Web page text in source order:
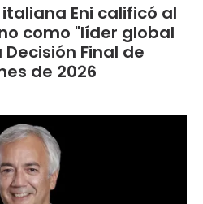
Eni calificó al
como "líder global
Decisión Final de
de 2026